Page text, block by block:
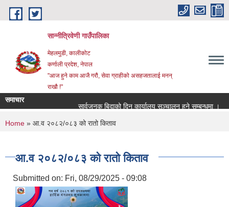
Skip to main content
सान्नीत्रिवेणी गाउँपालिका
मेहलमुडी, कालीकोट
कर्णाली प्रदेश, नेपाल
"आज हुने काम आजै गरौ, सेवा ग्राहीको असहजतालाई मनन्
राखौ !"
समाचार
सार्वजनुक बिदाको दिन कार्यालय सञ्चालन हुने सम्बन्धमा ।
You are here
Home » आ.व २०८२/०८३ को रातो किताव
आ.व २०८२/०८३ को रातो किताव
Submitted on: Fri, 08/29/2025 - 09:08